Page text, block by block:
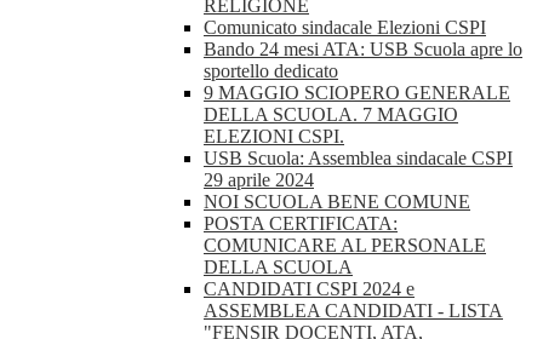
RELIGIONE
Comunicato sindacale Elezioni CSPI
Bando 24 mesi ATA: USB Scuola apre lo
sportello dedicato
9 MAGGIO SCIOPERO GENERALE
DELLA SCUOLA. 7 MAGGIO
ELEZIONI CSPI.
USB Scuola: Assemblea sindacale CSPI
29 aprile 2024
NOI SCUOLA BENE COMUNE
POSTA CERTIFICATA:
COMUNICARE AL PERSONALE
DELLA SCUOLA
CANDIDATI CSPI 2024 e
ASSEMBLEA CANDIDATI - LISTA
"FENSIR DOCENTI, ATA,